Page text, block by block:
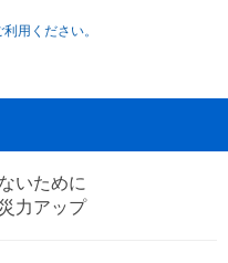
用ください。
いために
力アップ